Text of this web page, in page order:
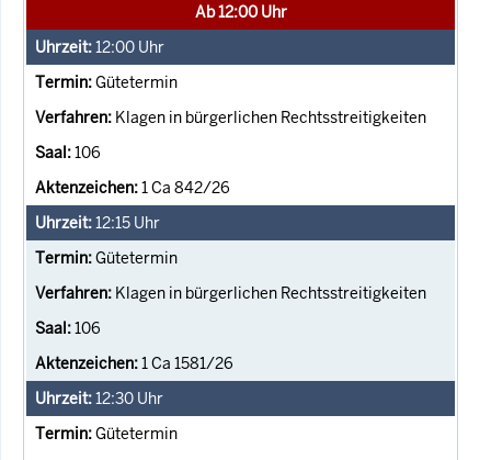
Ab 12:00 Uhr
12:00 Uhr
Gütetermin
Klagen in bürgerlichen Rechtsstreitigkeiten
106
1 Ca 842/26
12:15 Uhr
Gütetermin
Klagen in bürgerlichen Rechtsstreitigkeiten
106
1 Ca 1581/26
12:30 Uhr
Gütetermin